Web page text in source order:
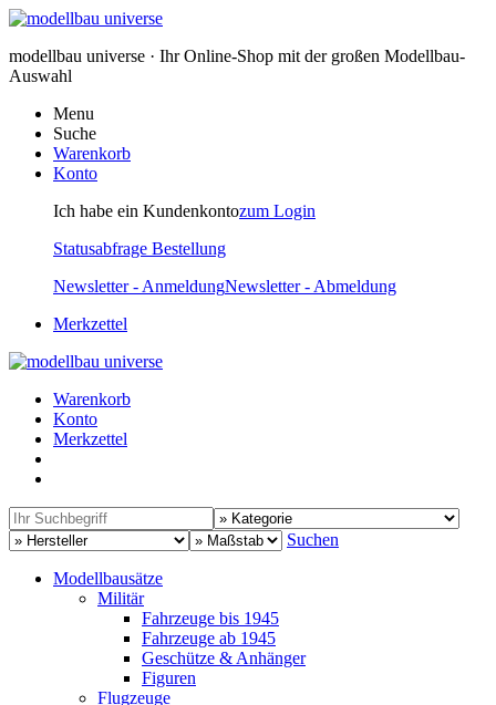
modellbau universe · Ihr Online-Shop mit der großen Modellbau-
Auswahl
Menu
Suche
Warenkorb
Konto
Ich habe ein Kundenkontozum Login
Statusabfrage Bestellung
Newsletter - AnmeldungNewsletter - Abmeldung
Merkzettel
Warenkorb
Konto
Merkzettel
Suchen
Modellbausätze
Militär
Fahrzeuge bis 1945
Fahrzeuge ab 1945
Geschütze & Anhänger
Figuren
Flugzeuge